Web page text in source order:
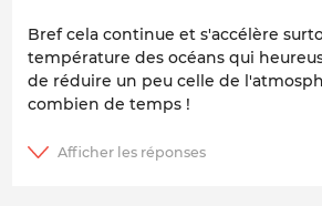
Bref cela continue et s'accélère
température des océans qui
de réduire un peu celle de
combien de temps !